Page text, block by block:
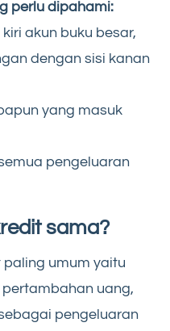
perlu dipahami:
akun buku besar,
dengan sisi kanan
yang masuk
pengeluaran
sama?
umum yaitu
uang,
pengeluaran